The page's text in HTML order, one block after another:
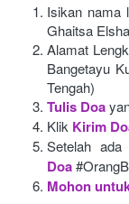
Isikan nama
Ghaitsa
Alamat
Bangetayu
Tengah)
Tulis Doa
Klik Kirim
Setelah ada
Doa
Mohon